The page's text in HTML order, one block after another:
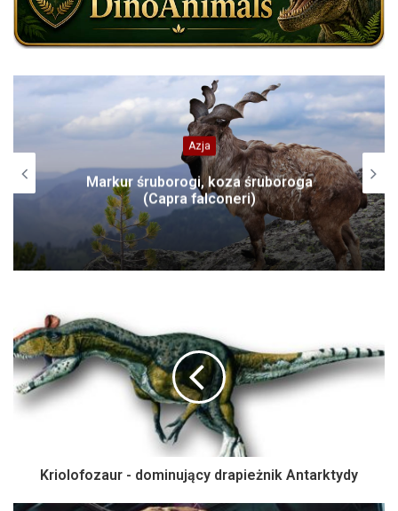
Blogi
Hatzegopteryx – dominujący drapieżnik
Kriolofozaur - dominujący drapieżnik Antarktydy